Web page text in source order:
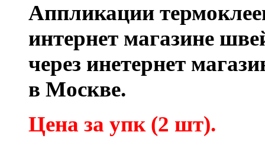
Аппликации
интернет магазине
через инетернет
в Москве.
Цена за упк (2 шт).